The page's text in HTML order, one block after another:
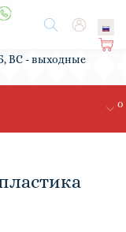
Поиск
Ко
ин
а
0
Вход
/
ВС - выходные